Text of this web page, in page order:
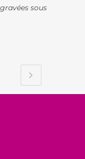
sous